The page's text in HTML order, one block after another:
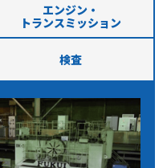
エンジン・
トランスミッション
検査